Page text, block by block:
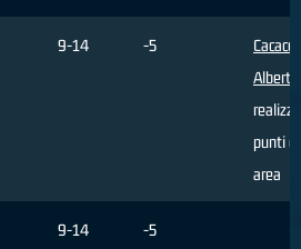
9-14 -5
Cacace
Alberto
punti
area
9-14 -5